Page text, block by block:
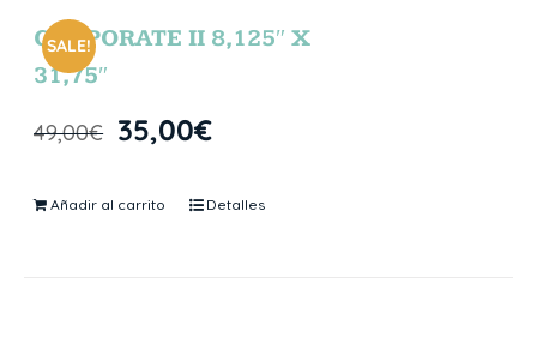
SALE!
CORPORATE II 8,125″ X
31,75″
49,00€ 35,00€
Añadir al carrito Detalles